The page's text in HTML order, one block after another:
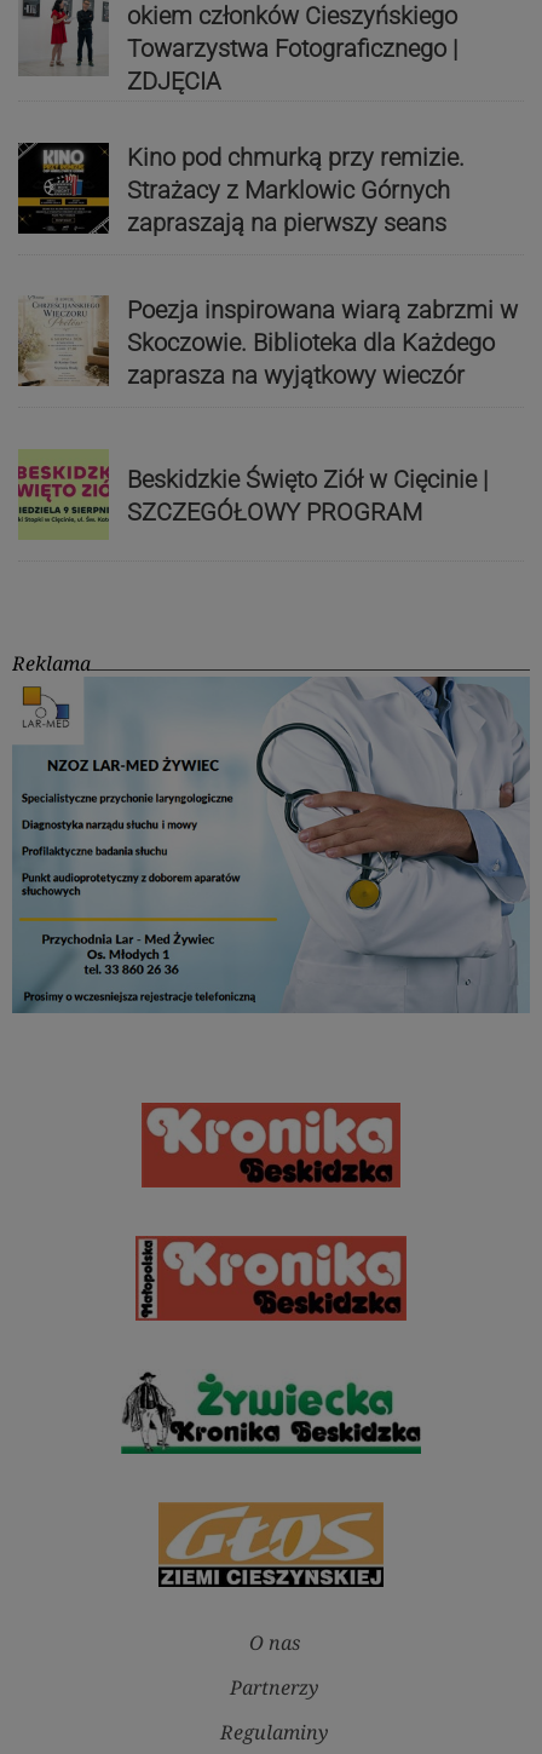
okiem członków Cieszyńskiego
Towarzystwa Fotograficznego |
ZDJĘCIA
Kino pod chmurką przy remizie.
Strażacy z Marklowic Górnych
zapraszają na pierwszy seans
Poezja inspirowana wiarą zabrzmi w
Skoczowie. Biblioteka dla Każdego
zaprasza na wyjątkowy wieczór
Beskidzkie Święto Ziół w Cięcinie |
SZCZEGÓŁOWY PROGRAM
Reklama
O nas
Partnerzy
Regulaminy